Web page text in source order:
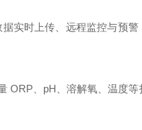
实时上传、远程监控与预警
ORP、pH、溶解氧、温度等